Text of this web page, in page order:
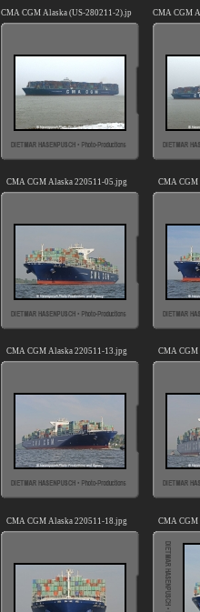
CMA CGM Alaska (US-280211-2).jpg CMA CGM
CMA CGM Alaska 220511-05.jpg CMA CGM
CMA CGM Alaska 220511-13.jpg CMA CGM
CMA CGM Alaska 220511-18.jpg CMA CGM